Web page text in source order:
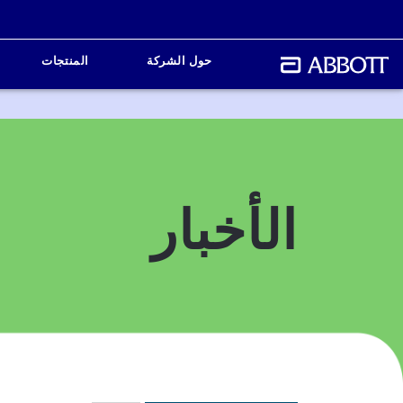
حول الشركة المنتجات
الأخبار